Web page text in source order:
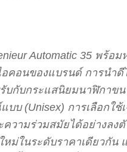
Automatic 35 พร้
คอนของแบรนด์ การนำ
บกับกระแสนิยมนาฬิกาข
บ (Unisex) การเลือกใ
วามร่วมสมัยได้อย่างลง
ม่ในระดับราคาเดียวกั